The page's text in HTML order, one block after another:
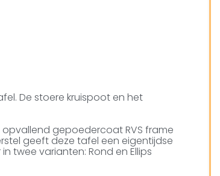
De stoere kruispoot en het
gepoedercoat RVS frame
geeft deze tafel een eigentijdse
twee varianten: Rond en Ellips